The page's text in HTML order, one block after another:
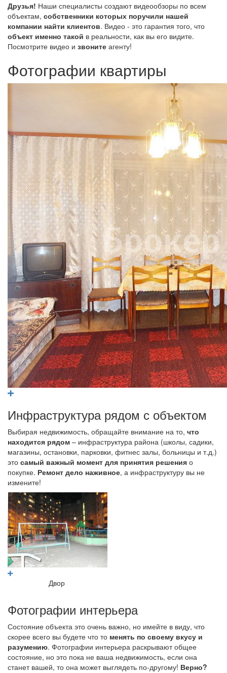
Друзья! Наши специалисты создают видеообзоры по всем
объектам, собственники которых поручили нашей
компании найти клиентов. Видео - это гарантия того, что
объект именно такой в реальности, как вы его видите.
Посмотрите видео и звоните агенту!
Фотографии квартиры
Инфраструктура рядом с объектом
Выбирая недвижимость, обращайте внимание на то, что
находится рядом – инфраструктура района (школы, садики,
магазины, остановки, парковки, фитнес залы, больницы и т.д.)
это самый важный момент для принятия решения о
покупке. Ремонт дело наживное, а инфраструктуру вы не
измените!
Двор
Фотографии интерьера
Состояние объекта это очень важно, но имейте в виду, что
скорее всего вы будете что то менять по своему вкусу и
разумению. Фотографии интерьера раскрывают общее
состояние, но это пока не ваша недвижимость, если она
станет вашей, то она может выглядеть по-другому! Верно?